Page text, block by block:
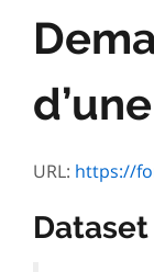
URL: https://forms.mgcs.gov.on.ca/